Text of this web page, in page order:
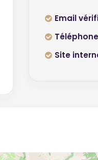
Email
Site